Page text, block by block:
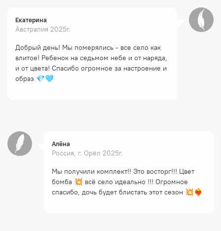
Екатерина
Австралия 2025г.
Добрый день! Мы померялись - все село как
влитое! Ребенок на седьмом небе и от наряда,
и от цвета! Спасибо огромное за настроение и
образ 💎🩵
Алёна
Россия, г. Орёл 2025г.
Мы получили комплект!! Это восторг!!! Цвет
бомба 💥 всё село идеально !!! Огромное
спасибо, дочь будет блистать этот сезон 💥❤️‍🔥